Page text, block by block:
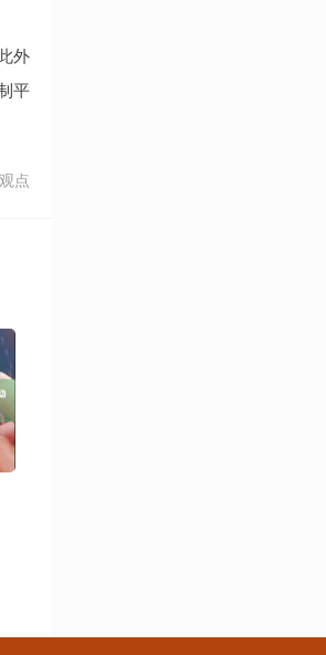
外
平
点